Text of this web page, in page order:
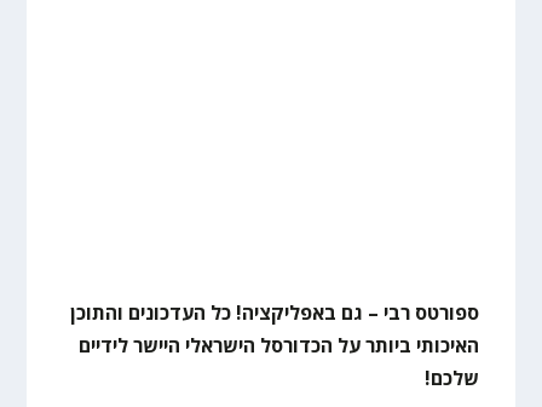
ספורטס רבי – גם באפליקציה! כל העדכונים והתוכן
האיכותי ביותר על הכדורסל הישראלי היישר לידיים
שלכם!